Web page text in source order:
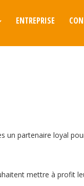
ENTREPRISE
un partenaire loyal
mettre à profit